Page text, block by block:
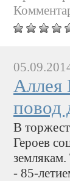
Аллея
повод
В
Героев
- 85-